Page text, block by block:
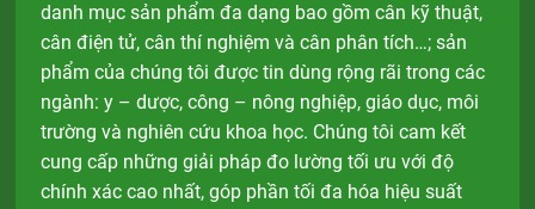
danh mục sản phẩm đa dạng bao gồm cân kỹ thuật,
cân điện tử, cân thí nghiệm và cân phân tích…; sản
phẩm của chúng tôi được tin dùng rộng rãi trong các
ngành: y – dược, công – nông nghiệp, giáo dục, môi
trường và nghiên cứu khoa học. Chúng tôi cam kết
cung cấp những giải pháp đo lường tối ưu với độ
chính xác cao nhất, góp phần tối đa hóa hiệu suất